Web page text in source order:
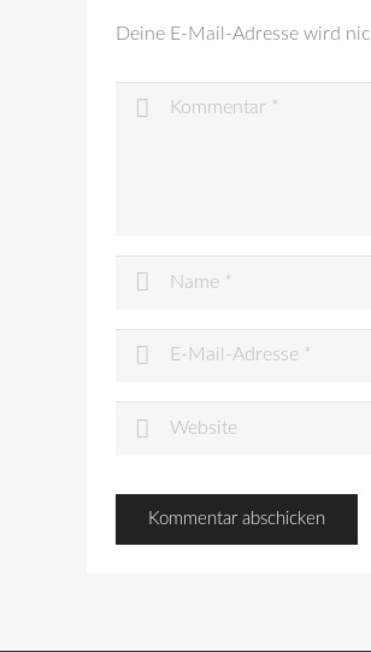
Deine E-Mail-Adresse wird